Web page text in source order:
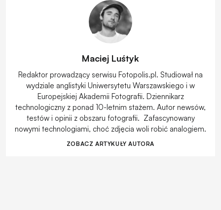
Maciej Luśtyk
Redaktor prowadzący serwisu Fotopolis.pl. Studiował na
wydziale anglistyki Uniwersytetu Warszawskiego i w
Europejskiej Akademii Fotografii. Dziennikarz
technologiczny z ponad 10-letnim stażem. Autor newsów,
testów i opinii z obszaru fotografii. Zafascynowany
nowymi technologiami, choć zdjęcia woli robić analogiem.
ZOBACZ ARTYKUŁY AUTORA